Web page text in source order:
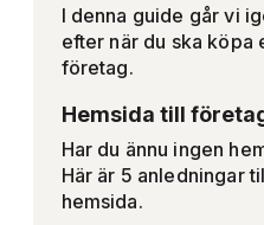
I denna guide går vi
efter när du ska köpa
företag.
Hemsida till
Har du ännu ingen
Här är 5 anledningar
hemsida.